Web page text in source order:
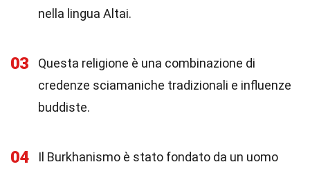
nella lingua Altai.
03
Questa religione è una combinazione di
credenze sciamaniche tradizionali e influenze
buddiste.
04
Il Burkhanismo è stato fondato da un uomo